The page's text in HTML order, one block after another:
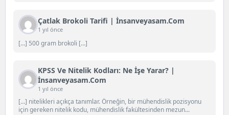
Çatlak Brokoli Tarifi | İnsanveyasam.com
1 yıl önce
[…] 500 gram brokoli […]
KPSS Ve Nitelik Kodları: Ne İşe Yarar? |
İnsanveyasam.com
1 yıl önce
[…] nitelikleri açıkça tanımlar. Örneğin, bir mühendislik pozisyonu
için gereken nitelik kodu, mühendislik fakültesinden mezun...